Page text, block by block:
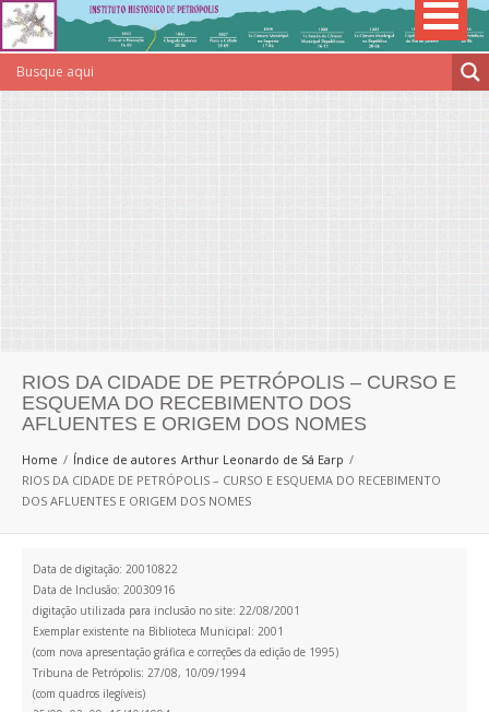
RIOS DA CIDADE DE PETRÓPOLIS – CURSO E
ESQUEMA DO RECEBIMENTO DOS
AFLUENTES E ORIGEM DOS NOMES
Home Índice de autores Arthur Leonardo de Sá Earp
RIOS DA CIDADE DE PETRÓPOLIS – CURSO E ESQUEMA DO RECEBIMENTO
DOS AFLUENTES E ORIGEM DOS NOMES
Data de digitação: 20010822
Data de Inclusão: 20030916
digitação utilizada para inclusão no site: 22/08/2001
Exemplar existente na Biblioteca Municipal: 2001
(com nova apresentação gráfica e correções da edição de 1995)
Tribuna de Petrópolis: 27/08, 10/09/1994
(com quadros ilegíveis)